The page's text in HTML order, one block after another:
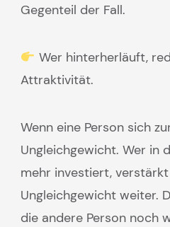
Gegenteil der Fall.
Wer hinterherläuft,
Attraktivität.
Wenn eine Person sich
Ungleichgewicht. Wer in
mehr investiert,
Ungleichgewicht weiter.
die andere Person noch